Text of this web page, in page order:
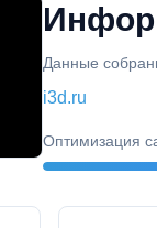
Данные
i3d.ru
Оптимизация